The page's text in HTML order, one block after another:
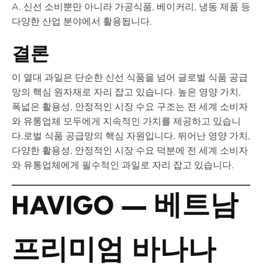
A. 신선 소비뿐만 아니라 가공식품, 베이커리, 냉동 제품 등
다양한 산업 분야에서 활용됩니다.
결론
이 열대 과일은 단순한 신선 식품을 넘어 글로벌 식품 공급
망의 핵심 원자재로 자리 잡고 있습니다. 높은 영양 가치,
폭넓은 활용성, 안정적인 시장 수요 구조는 전 세계 소비자
와 유통업체 모두에게 지속적인 가치를 제공하고 있습니
다.로벌 식품 공급망의 핵심 자원입니다. 뛰어난 영양 가치,
다양한 활용성, 안정적인 시장 수요 덕분에 전 세계 소비자
와 유통업체에게 필수적인 과일로 자리 잡고 있습니다.
HAVIGO — 베트남
프리미엄 바나나